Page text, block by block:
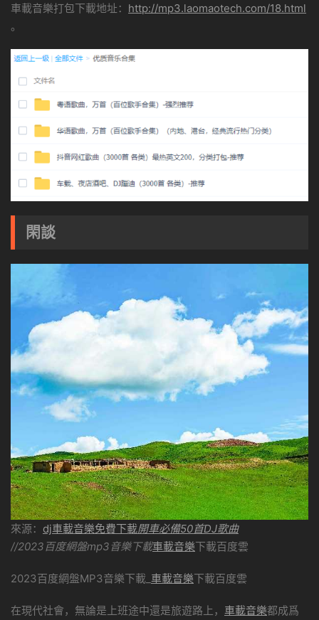
車載音樂打包下載地址： http://mp3.laomaotech.com/18.html
。
閑談
來源： dj車載音樂免費下載開車必備50首DJ歌曲
//2023百度網盤mp3音樂下載車載音樂下載百度雲
2023百度網盤MP3音樂下載_ 車載音樂下載百度雲
在現代社會，無論是上班途中還是旅遊路上， 車載音樂都成爲